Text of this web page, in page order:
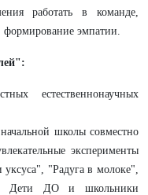
работать в команде,
формирование эмпатии.
естественнонаучных
школы совместно
эксперименты
"Радуга в молоке",
Дети ДО и школьники